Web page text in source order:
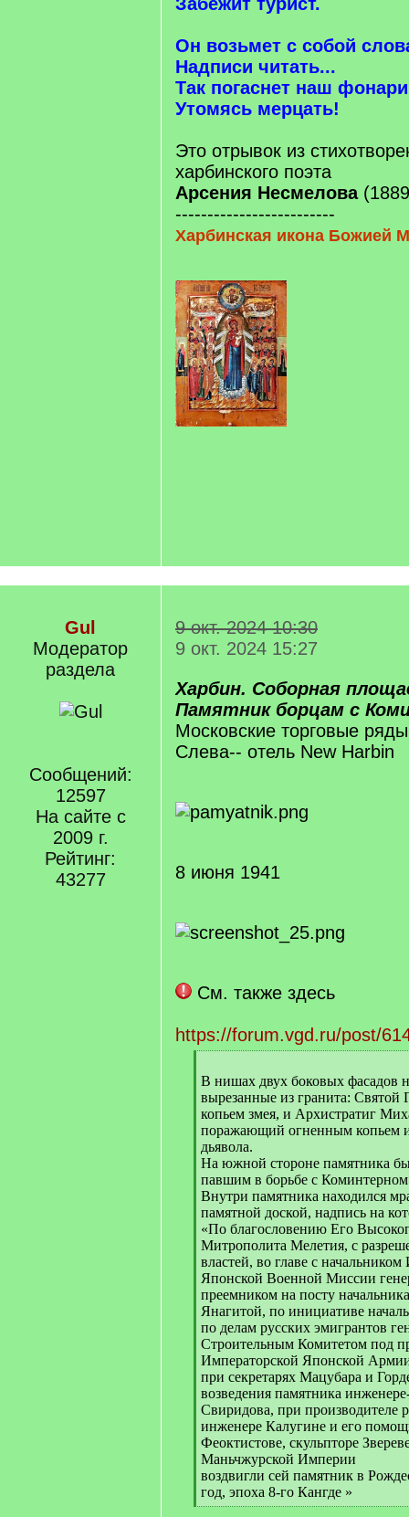
Он возьмет с собой
Надписи читать...
Так погаснет наш
Утомясь мерцать!
Это отрывок из
харбинского поэта
Арсения Несмелова
-------------------------
Харбинская икона Божией
Gul
Модератор
раздела
Сообщений:
12597
На сайте с
2009 г.
Рейтинг:
43277
9 окт. 2024 10:30
9 окт. 2024 15:27
Харбин. Соборная
Памятник борцам с
Московские торговые ряды
Слева-- отель New Harbin
8 июня 1941
См. также здесь
https://forum.vgd.ru/post/
q
]
В нишах двух боковых фасадов
вырезанные из гранита:
копьем змея, и Архистратиг
поражающий огненным копьем
дьявола.
На южной стороне памятника
павшим в борьбе с
Внутри памятника находился
памятной доской, надпись на
«По благословению Его
Митрополита Мелетия, с
властей, во главе с
Японской Военной Миссии
преемником на посту
Янагитой, по инициативе
по делам русских эмигрантов
Строительным Комитетом под
Императорской Японской
при секретарях Мацубара и
возведения памятника
Свиридова, при производителе
инженере Калугине и его
Феоктистове, скульпторе
Маньчжурской Империи
воздвигли сей памятник в
год, эпоха 8-го Кангде »
[